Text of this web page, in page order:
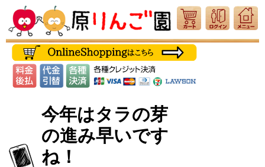
今年はタラの芽
の進み早いです
ね！